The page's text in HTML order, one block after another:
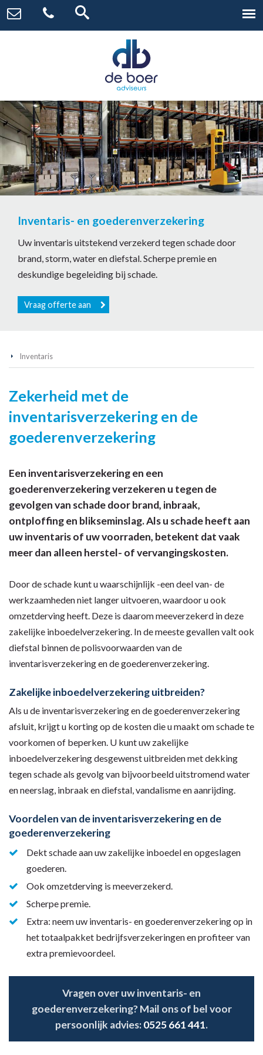
Inventaris- en goederenverzekering
Uw inventaris uitstekend verzekerd tegen schade door
brand, storm, water en diefstal. Scherpe premie en
deskundige begeleiding bij schade.
Vraag offerte aan
Inventaris
Zekerheid met de
inventarisverzekering en de
goederenverzekering
Een inventarisverzekering en een
goederenverzekering verzekeren u tegen de
gevolgen van schade door brand, inbraak,
ontploffing en blikseminslag. Als u schade heeft aan
uw inventaris of uw voorraden, betekent dat vaak
meer dan alleen herstel- of vervangingskosten.
Door de schade kunt u waarschijnlijk -een deel van- de
werkzaamheden niet langer uitvoeren, waardoor u ook
omzetderving heeft. Deze is daarom meeverzekerd in deze
zakelijke inboedelverzekering. In de meeste gevallen valt ook
diefstal binnen de polisvoorwaarden van de
inventarisverzekering en de goederenverzekering.
Zakelijke inboedelverzekering uitbreiden?
Als u de inventarisverzekering en de goederenverzekering
afsluit, krijgt u korting op de kosten die u maakt om schade te
voorkomen of beperken. U kunt uw zakelijke
inboedelverzekering desgewenst uitbreiden met dekking
tegen schade als gevolg van bijvoorbeeld uitstromend water
en neerslag, inbraak en diefstal, vandalisme en aanrijding.
Voordelen van de inventarisverzekering en de
goederenverzekering
Dekt schade aan uw zakelijke inboedel en opgeslagen
goederen.
Ook omzetderving is meeverzekerd.
Scherpe premie.
Extra: neem uw inventaris- en goederenverzekering op in
het totaalpakket bedrijfsverzekeringen en profiteer van
extra premievoordeel.
Vragen over uw inventaris- en
goederenverzekering? Mail ons of bel voor
persoonlijk advies:0525 661 441.